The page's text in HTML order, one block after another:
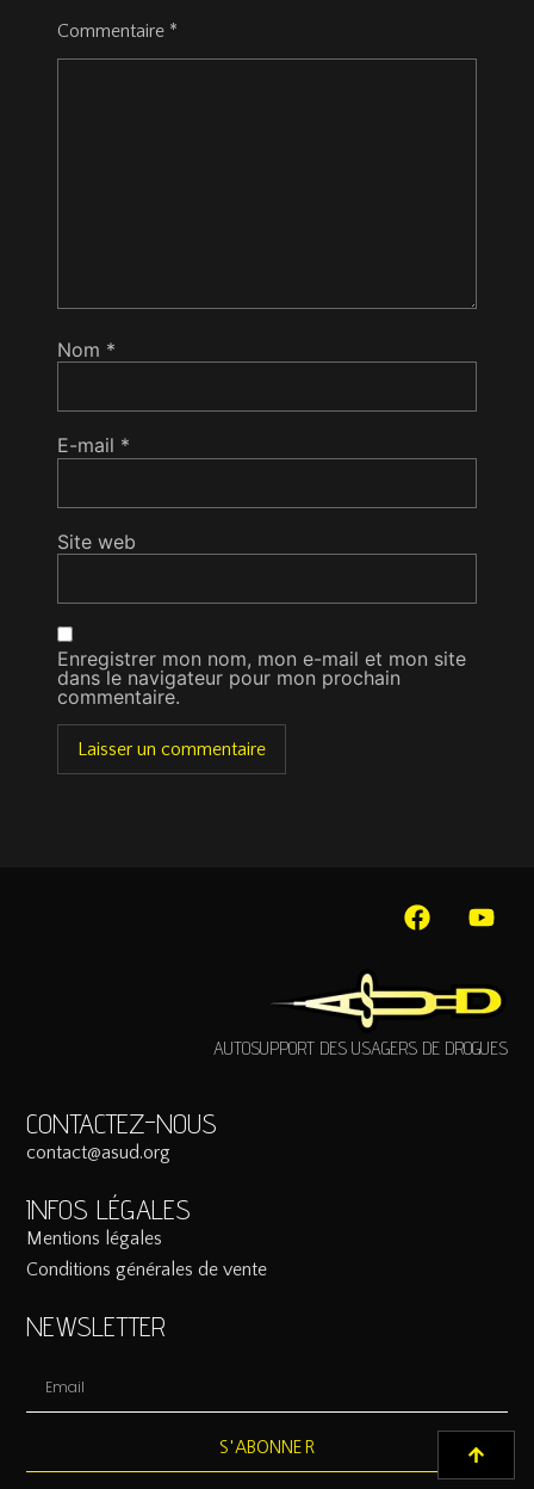
Commentaire *
Nom *
E-mail *
Site web
Enregistrer mon nom, mon e-mail et mon site
dans le navigateur pour mon prochain
commentaire.
AUTOSUPPORT DES USAGERS DE DROGUES
CONTACTEZ-NOUS
contact@asud.org
INFOS LÉGALES
Mentions légales
Conditions générales de vente
NEWSLETTER
S'ABONNER